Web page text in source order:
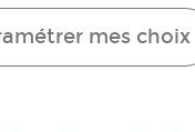
mes choix